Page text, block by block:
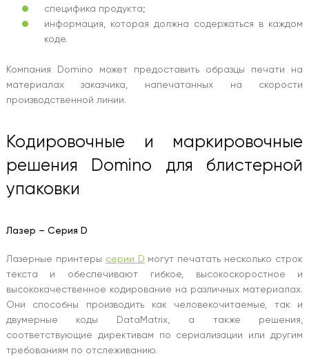
специфика продукта;
информация, которая должна содержаться в каждом
коде.
Компания Domino может предоставить образцы печати на
материалах заказчика, напечатанных на скорости
производственной линии.
Кодировочные и маркировочные
решения Domino для блистерной
упаковки
Лазер – Серия D
Лазерные принтеры серии D могут печатать несколько строк
текста и обеспечивают гибкое, высокоскоростное и
высококачественное кодирование на различных материалах.
Они способны производить как человекочитаемые, так и
двумерные коды DataMatrix, а также решения,
соответствующие директивам по сериализации или другим
требованиям по отслеживанию.